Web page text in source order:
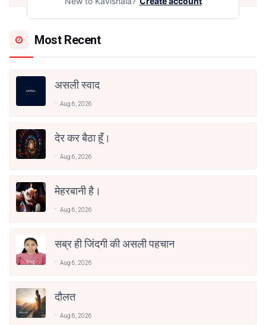
Most Recent
असली स्वाद
Aug 6, 2026
देर कर बैठा हूँ।
Aug 6, 2026
मेहरबानी है।
Aug 6, 2026
सब्र ही जिंदगी की असली पहचान
Aug 6, 2026
दौलत
Aug 6, 2026